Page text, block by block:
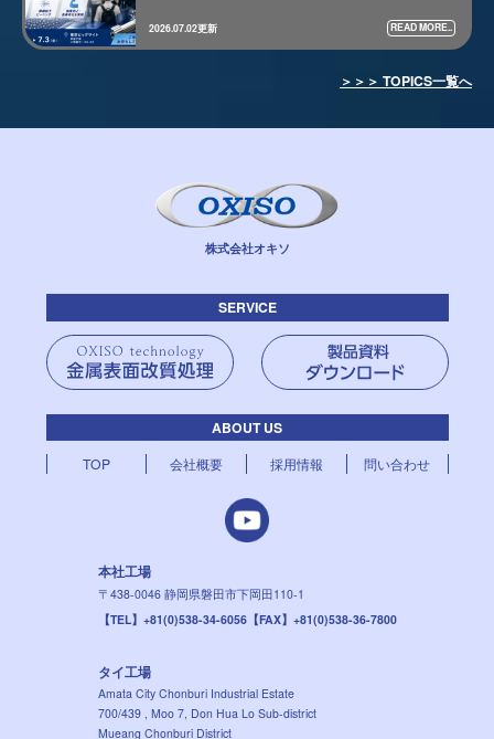
2026.07.02更新 READ MORE..
＞＞＞ TOPICS一覧へ
株式会社オキソ
SERVICE
ABOUT US
TOP 会社概要 採用情報 問い合わせ
本社工場
〒438-0046 静岡県磐田市下岡田110-1
【TEL】+81(0)538-34-6056【FAX】+81(0)538-36-7800
タイ工場
Amata City Chonburi Industrial Estate
700/439 , Moo 7, Don Hua Lo Sub-district
Mueang Chonburi District